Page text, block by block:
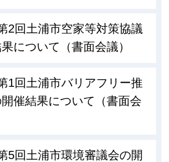
2回土浦市空家等対策協議
について（書面会議）
1回土浦市バリアフリー推
催結果について（書面会
5回土浦市環境審議会の開